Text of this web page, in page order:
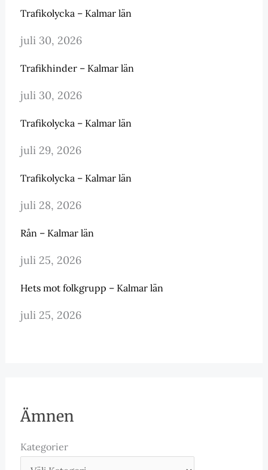
Trafikolycka – Kalmar län
juli 30, 2026
Trafikhinder – Kalmar län
juli 30, 2026
Trafikolycka – Kalmar län
juli 29, 2026
Trafikolycka – Kalmar län
juli 28, 2026
Rån – Kalmar län
juli 25, 2026
Hets mot folkgrupp – Kalmar län
juli 25, 2026
Ämnen
Kategorier